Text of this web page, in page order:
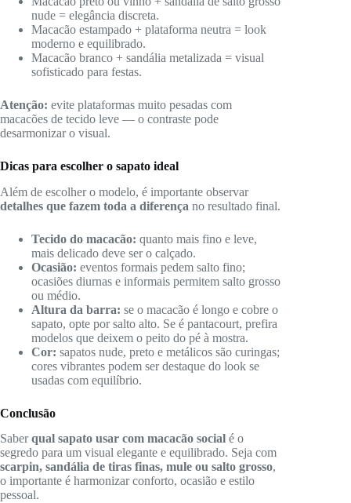
nude = elegância discreta.
Macacão estampado + plataforma neutra = look
moderno e equilibrado.
Macacão branco + sandália metalizada = visual
sofisticado para festas.
Atenção: evite plataformas muito pesadas com
macacões de tecido leve — o contraste pode
desarmonizar o visual.
Dicas para escolher o sapato ideal
Além de escolher o modelo, é importante observar
detalhes que fazem toda a diferença no resultado final.
Tecido do macacão: quanto mais fino e leve,
mais delicado deve ser o calçado.
Ocasião: eventos formais pedem salto fino;
ocasiões diurnas e informais permitem salto grosso
ou médio.
Altura da barra: se o macacão é longo e cobre o
sapato, opte por salto alto. Se é pantacourt, prefira
modelos que deixem o peito do pé à mostra.
Cor: sapatos nude, preto e metálicos são curingas;
cores vibrantes podem ser destaque do look se
usadas com equilíbrio.
Conclusão
Saberqual sapato usar com macacão social é o
segredo para um visual elegante e equilibrado. Seja com
scarpin, sandália de tiras finas, mule ou salto grosso,
o importante é harmonizar conforto, ocasião e estilo
pessoal.